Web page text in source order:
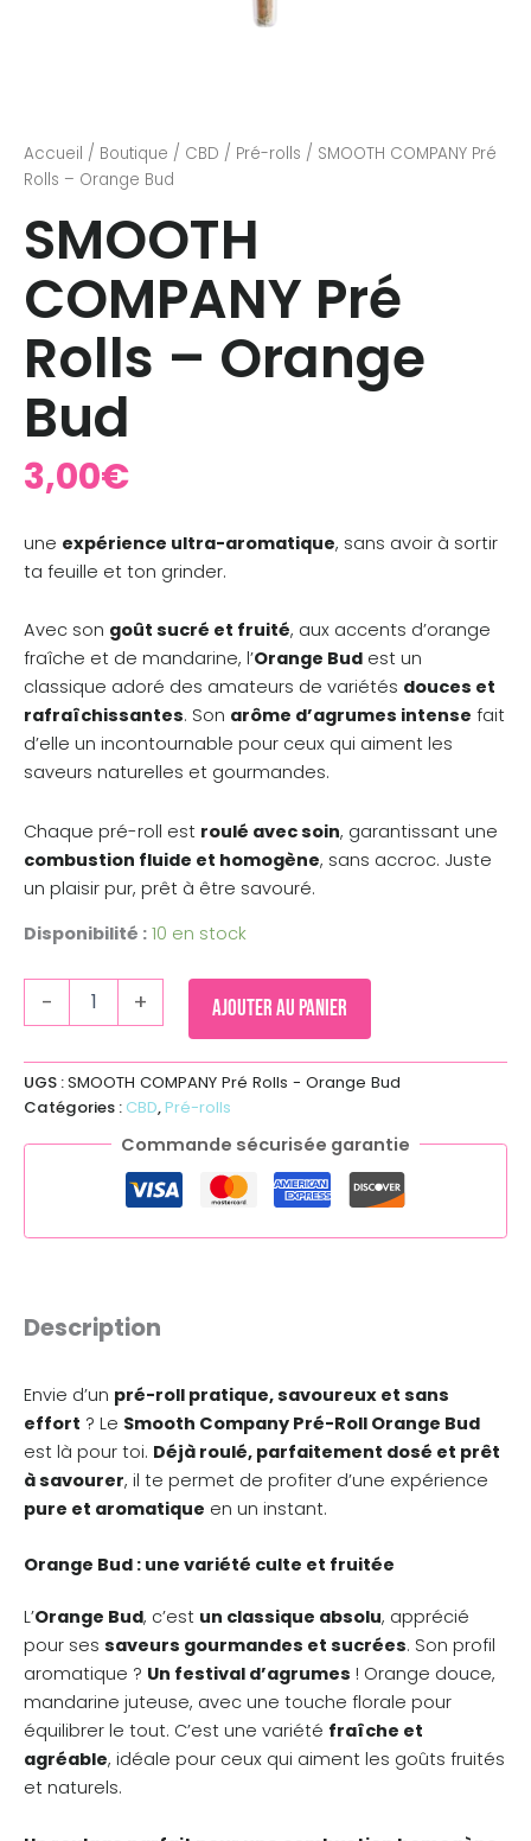
Accueil / Boutique / CBD / Pré-rolls / SMOOTH COMPANY Pré
Rolls – Orange Bud
SMOOTH
COMPANY Pré
Rolls – Orange
Bud
3,00€
une expérience ultra-aromatique, sans avoir à sortir
ta feuille et ton grinder.
Avec son goût sucré et fruité, aux accents d’orange
fraîche et de mandarine, l’Orange Bud est un
classique adoré des amateurs de variétés douces et
rafraîchissantes. Son arôme d’agrumes intense fait
d’elle un incontournable pour ceux qui aiment les
saveurs naturelles et gourmandes.
Chaque pré-roll est roulé avec soin, garantissant une
combustion fluide et homogène, sans accroc. Juste
un plaisir pur, prêt à être savouré.
Disponibilité : 10 en stock
- + Ajouter au panier
UGS :SMOOTH COMPANY Pré Rolls - Orange Bud
Catégories : CBD, Pré-rolls
Commande sécurisée garantie
Description
Envie d’un pré-roll pratique, savoureux et sans
effort ? Le Smooth Company Pré-Roll Orange Bud
est là pour toi. Déjà roulé, parfaitement dosé et prêt
à savourer, il te permet de profiter d’une expérience
pure et aromatique en un instant.
Orange Bud : une variété culte et fruitée
L’Orange Bud, c’est un classique absolu, apprécié
pour ses saveurs gourmandes et sucrées. Son profil
aromatique ? Un festival d’agrumes ! Orange douce,
mandarine juteuse, avec une touche florale pour
équilibrer le tout. C’est une variété fraîche et
agréable, idéale pour ceux qui aiment les goûts fruités
et naturels.